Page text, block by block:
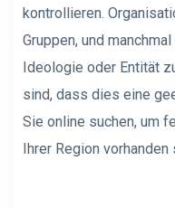
kontrollieren.
Gruppen, und
Ideologie oder Entität
sind, dass dies eine
Sie online suchen, um
Ihrer Region vorhanden